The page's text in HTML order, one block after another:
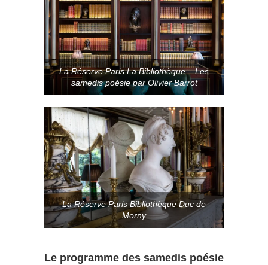
La Réserve Paris La Bibliothèque – Les
samedis poésie par Olivier Barrot
La Réserve Paris Bibliothèque Duc de
Morny
Le programme des samedis poésie